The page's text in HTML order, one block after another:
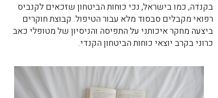
בקנדה, כמו בישראל, נכי כוחות הביטחון שזכאים לקנביס
רפואי מקבלים סבסוד מלא עבור הטיפול. קבוצת חוקרים
ביצעה מחקר איכותני על התפיסה והניסיון של מטופלי כאב
כרוני בקרב יוצאי כוחות הביטחון הקנדי.